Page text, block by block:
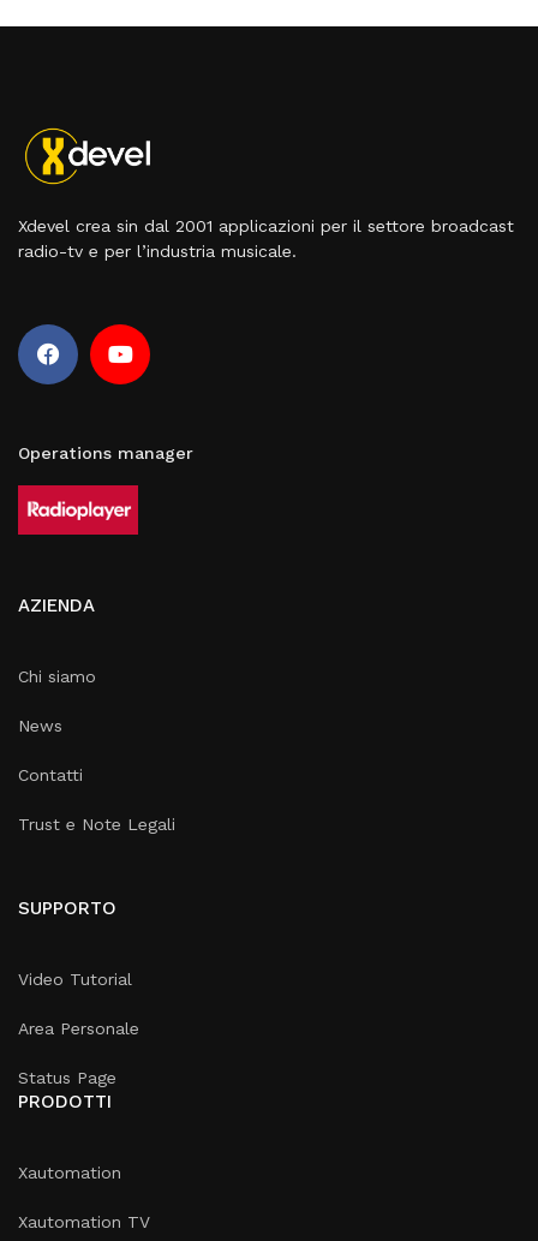
Xdevel crea sin dal 2001 applicazioni per il settore broadcast
radio-tv e per l’industria musicale.
Operations manager
AZIENDA
Chi siamo
News
Contatti
Trust e Note Legali
SUPPORTO
Video Tutorial
Area Personale
Status Page
PRODOTTI
Xautomation
Xautomation TV